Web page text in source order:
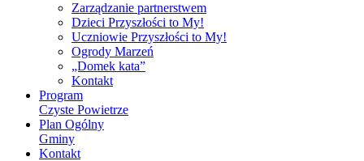
Zarządzanie partnerstwem
Dzieci Przyszłości to My!
Uczniowie Przyszłości to My!
Ogrody Marzeń
„Domek kata”
Kontakt
Program
Czyste Powietrze
Plan Ogólny
Gminy
Kontakt